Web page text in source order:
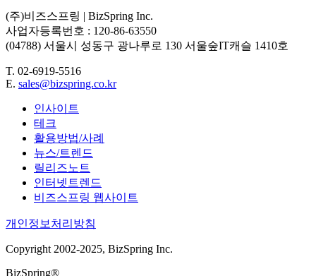
(주)비즈스프링 | BizSpring Inc.
사업자등록번호 : 120-86-63550
(04788) 서울시 성동구 광나루로 130 서울숲IT캐슬 1410호
T. 02-6919-5516
E. sales@bizspring.co.kr
인사이트
테크
활용방법/사례
뉴스/트렌드
릴리즈노트
인터넷트렌드
비즈스프링 웹사이트
개인정보처리방침
Copyright 2002-2025, BizSpring Inc.
BizSpring®